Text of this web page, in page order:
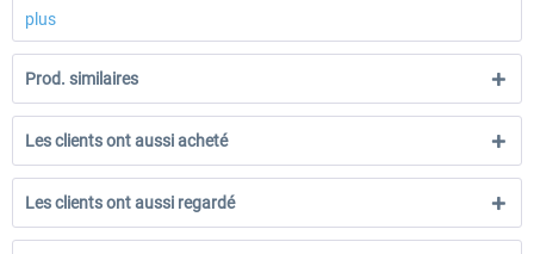
plus
Prod. similaires
Les clients ont aussi acheté
Les clients ont aussi regardé